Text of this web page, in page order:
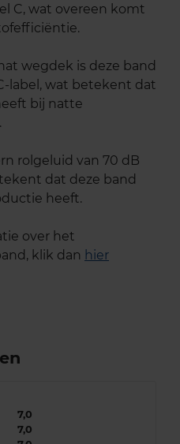
C, wat overeen komt
wegdek is deze band
label, wat betekent dat
bij natte
rolgeluid van 70 dB
dat deze band
heeft.
over het
klik dan hier
7,0
7,0